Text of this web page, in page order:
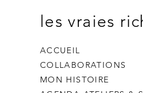
les vraies
ACCUEIL
COLLABORATIONS
MON HISTOIRE